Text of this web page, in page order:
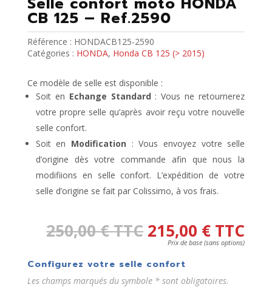
CB 125 – Ref.2590
Référence : HONDACB125-2590
Catégories : HONDA, Honda CB 125 (> 2015)
Ce modèle de selle est disponible :
Soit en Echange Standard : Vous ne retournerez
votre propre selle qu’après avoir reçu votre nouvelle
selle confort.
Soit en Modification : Vous envoyez votre selle
d’origine dès votre commande afin que nous la
modifiions en selle confort. L’expédition de votre
selle d’origine se fait par Colissimo, à vos frais.
250,00€TTC 215,00 € TTC
Prix de base (sans options)
Configurez votre selle confort
Les champs marqués du symbole * sont obligatoires.